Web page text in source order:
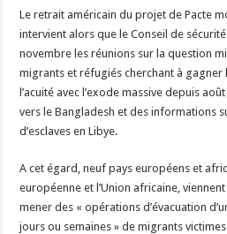
Le retrait américain du projet de Pacte
intervient alors que le Conseil de
novembre les réunions sur la question
migrants et réfugiés cherchant à gagner
l’acuité avec l’exode massive depuis
vers le Bangladesh et des informations
d’esclaves en Libye.
A cet égard, neuf pays européens et
européenne et l’Union africaine,
mener des « opérations d’évacuation
jours ou semaines » de migrants